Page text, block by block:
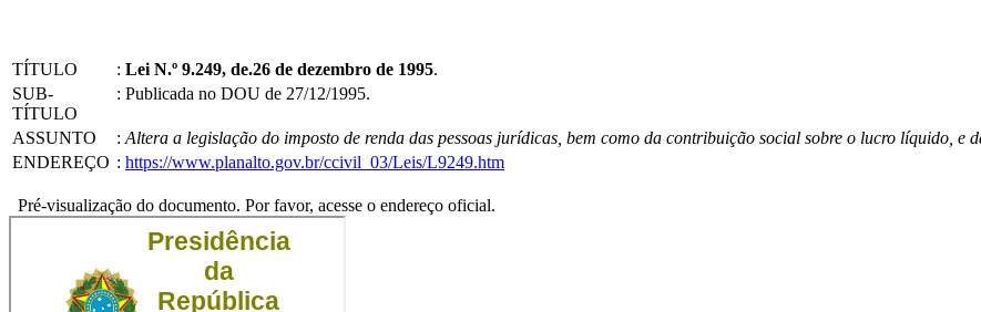
TÍTULO : Lei N.º 9.249, de.26 de dezembro de 1995.
SUB-
TÍTULO
: Publicada no DOU de 27/12/1995.
ASSUNTO : Altera a legislação do imposto de renda das pessoas jurídicas, bem como da contribuição social sobre o lucro líquido, e
ENDEREÇO : https://www.planalto.gov.br/ccivil_03/Leis/L9249.htm
Pré-visualização do documento. Por favor, acesse o endereço oficial.